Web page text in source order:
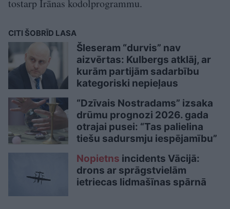
tostarp Irānas kodolprogrammu.
CITI ŠOBRĪD LASA
Šleseram “durvis” nav
aizvērtas: Kulbergs atklāj, ar
kurām partijām sadarbību
kategoriski nepieļaus
“Dzīvais Nostradams” izsaka
drūmu prognozi 2026. gada
otrajai pusei: “Tas palielina
tiešu sadursmju iespējamību”
Nopietns incidents Vācijā:
drons ar sprāgstvielām
ietriecas lidmašīnas spārnā